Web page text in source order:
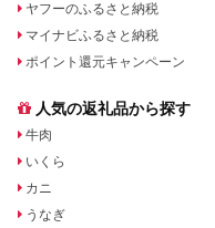
ヤフーのふるさと納税
マイナビふるさと納税
ポイント還元キャンペーン
人気の返礼品から探す
牛肉
いくら
カニ
うなぎ